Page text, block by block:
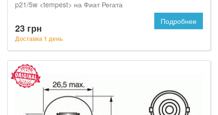
p21/5w <tempest> на Фиат Регата
23 грн
Доставка 1 день
Подробнее